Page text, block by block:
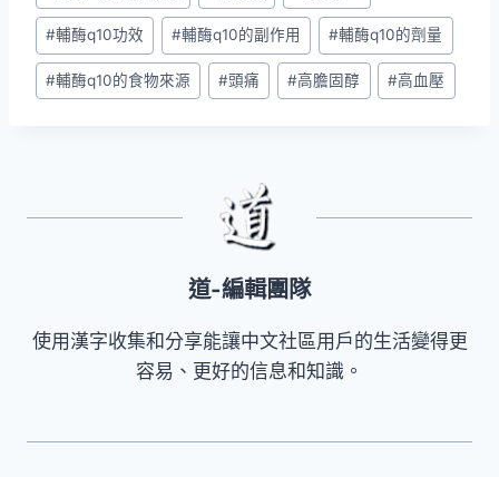
#輔酶q10功效 #輔酶q10的副作用 #輔酶q10的劑量
#輔酶q10的食物來源 #頭痛 #高膽固醇 #高血壓
道-編輯團隊
使用漢字收集和分享能讓中文社區用戶的生活變得更
容易、更好的信息和知識。